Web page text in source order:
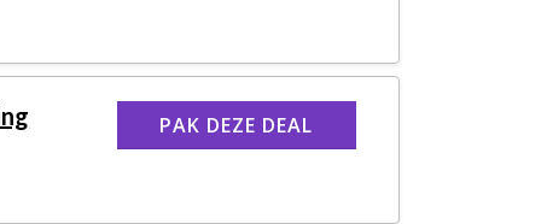
PAK DEZE DEAL